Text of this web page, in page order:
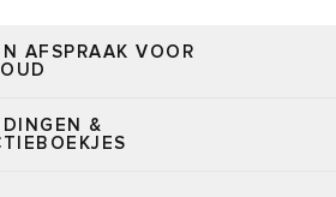
AFSPRAAK VOOR
&